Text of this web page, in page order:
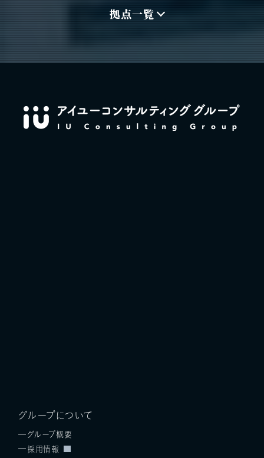
拠点一覧
グループについて
グループ概要
採用情報